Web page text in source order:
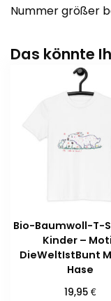
Nummer größer
Das könnte
Bio-Baumwoll-T-
Kinder –
DieWeltIstBunt
Hase
19,95€